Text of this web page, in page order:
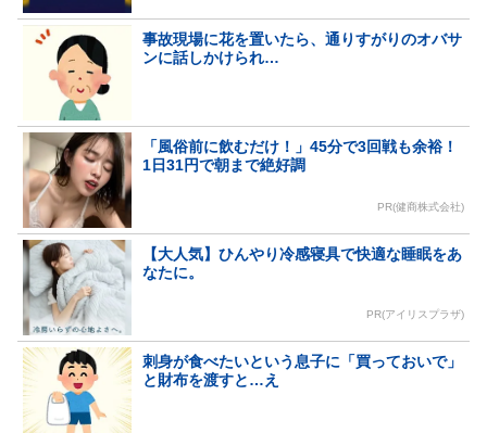
事故現場に花を置いたら、通りすがりのオバサ
ンに話しかけられ…
「風俗前に飲むだけ！」45分で3回戦も余裕！
1日31円で朝まで絶好調
PR(健商株式会社)
【大人気】ひんやり冷感寝具で快適な睡眠をあ
なたに。
PR(アイリスプラザ)
刺身が食べたいという息子に「買っておいで」
と財布を渡すと…え